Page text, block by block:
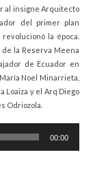
al insigne Arquitecto
del primer plan
la época.
la Reserva Meena
de Ecuador en
Noel Minarrieta,
Loaiza y el Arq Diego
Odriozola.
00:00